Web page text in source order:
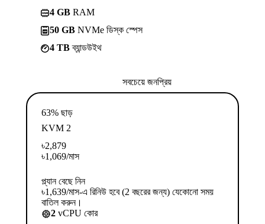
4 GB RAM
50 GB NVMe ডিস্ক স্পেস
4 TBব্যান্ডউইথ
সবচেয়ে জনপ্রিয়
63% ছাড়
KVM 2
৳2,879
৳1,069/মাস
প্ল্যান বেছে নিন
৳1,639/মাস-এ রিনিউ হবে (2 বছরের জন্য) যেকোনো সময়
বাতিল করুন।
2 vCPU কোর